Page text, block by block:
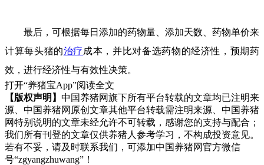
最后，可根据每日添加的药物量、添加天数、药物单价来
计算每头猪的治疗 成本，并比对备选药物的经济性，预期药
效，进行经济性与有效性决策。
打开“养猪宝App”阅读全文
【版权声明】 中国养猪网旗下所有平台转载的文章均已注明来
源、中国养猪网原创文章其他平台转载需注明来源、中国养猪
网特别说明的文章未经允许不可转载，感谢您的支持与配合；
我们所有刊登的文章仅供养猪人参考学习，不构成投资意见。
若有不妥，请及时联系我们，可添加中国养猪网官方微信
号“zgyangzhuwang”！